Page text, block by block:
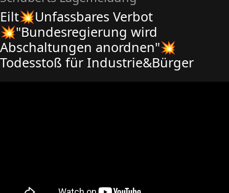
Eilt💥Unfassbares Verbot
💥"Bundesregierung wird
Abschaltungen anordnen"💥
Todesstoß für Industrie&Bürger